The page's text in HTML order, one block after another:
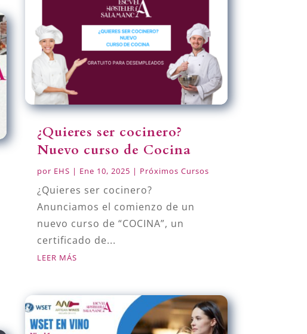
¿Quieres ser cocinero?
Nuevo curso de Cocina
por EHS | Ene 10, 2025 | Próximos Cursos
¿Quieres ser cocinero?
Anunciamos el comienzo de un
nuevo curso de “COCINA”, un
certificado de...
LEER MÁS